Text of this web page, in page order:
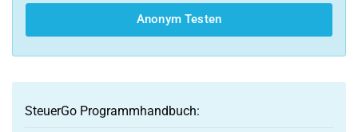
Anonym Testen
SteuerGo Programmhandbuch: